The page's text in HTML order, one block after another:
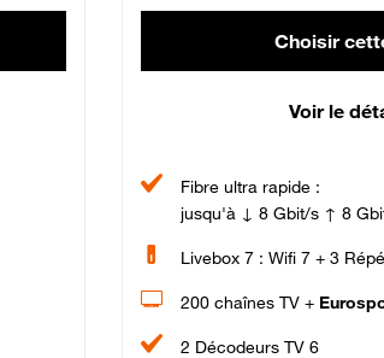
Choisir
Voir le
Fibre ultra rapide :
jusqu'à ↓ 8 Gbit/s ↑ 8
Livebox 7 : Wifi 7 + 3
200 chaînes TV +
2 Décodeurs TV 6